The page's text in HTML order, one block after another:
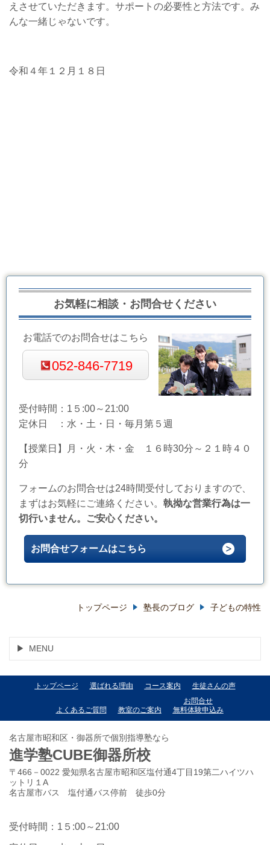
えさせていただきます。サポートの必要性と方法です。み
んな一緒じゃないです。
令和４年１２月１８日
お気軽に相談・お問合せください
お電話でのお問合せはこちら
052-846-7719
受付時間：1５:00～21:00
定休日 ：水・土・日・毎月第５週
【授業日】月・火・木・金 １６時30分～２１時４０
分
フォームのお問合せは24時間受付しておりますので、
まずはお気軽にご連絡ください。 執拗な営業行為は一
切行いません。ご安心ください。
お問合せフォームはこちら
トップページ 塾長のブログ 子どもの特性
MENU
トップページ 選ばれる理由 コース案内 生徒さんの声
よくあるご質問 教室のご案内
お問合せ
無料体験申込み
名古屋市昭和区・御器所で個別指導塾なら
進学塾CUBE御器所校
〒466－0022 愛知県名古屋市昭和区塩付通4丁目19第二ハイツハ
ットリ１A
名古屋市バス 塩付通バス停前 徒歩0分
受付時間：1５:00～21:00